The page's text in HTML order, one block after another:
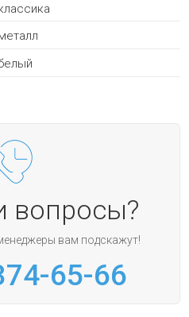
вопросы?
вам подскажут!
65-66